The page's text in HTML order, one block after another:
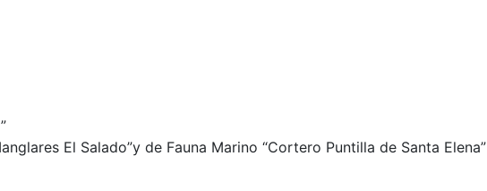
El Salado”y de Fauna Marino “Cortero Puntilla de Santa Elena”